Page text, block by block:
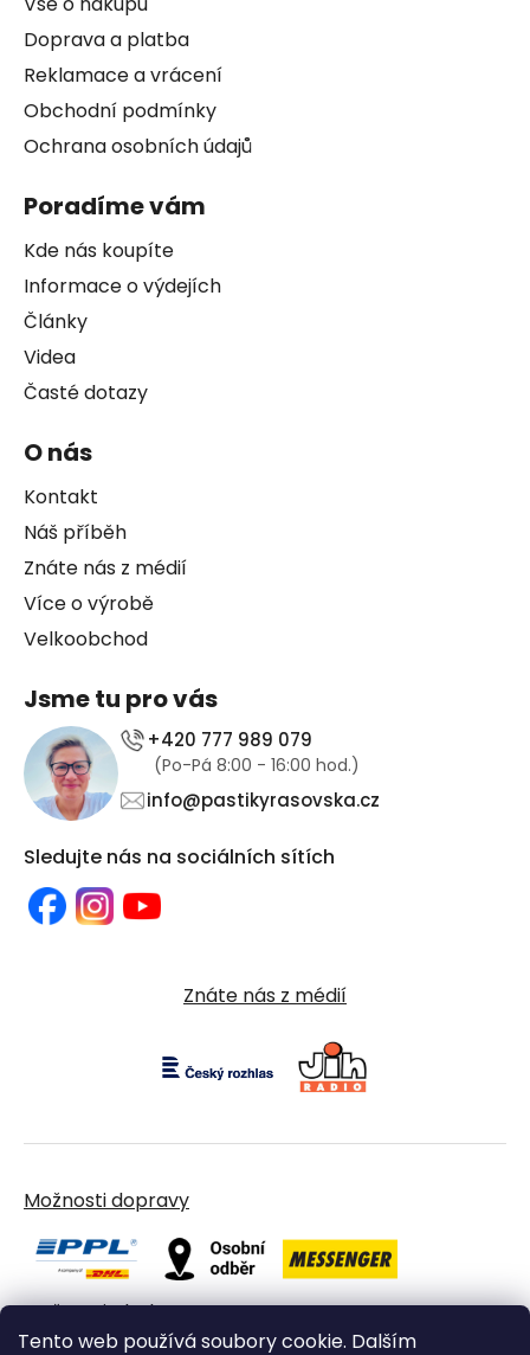
Tento web používá soubory cookie. Dalším
Doprava a platba
Reklamace a vrácení
Obchodní podmínky
Ochrana osobních údajů
Poradíme vám
Kde nás koupíte
Informace o výdejích
Články
Videa
Časté dotazy
O nás
Kontakt
Náš příběh
Znáte nás z médií
Více o výrobě
Velkoobchod
Jsme tu pro vás
+420 777 989 079
(Po-Pá 8:00 - 16:00 hod.)
info@pastikyrasovska.cz
Sledujte nás na sociálních sítích
Znáte nás z médií
Možnosti dopravy
Možnosti platby